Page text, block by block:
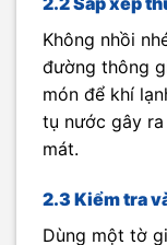
Không nhồi
đường thông
món để khí
tụ nước gây
mát.
2.3 Kiểm tra
Dùng một tờ